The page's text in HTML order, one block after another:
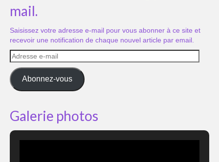
mail.
Saisissez votre adresse e-mail pour vous abonner à ce site et
recevoir une notification de chaque nouvel article par email.
Adresse
e-
mail
Abonnez-vous
Galerie photos